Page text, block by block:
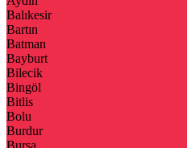
Balıkesir
Bartın
Batman
Bayburt
Bilecik
Bingöl
Bitlis
Bolu
Burdur
Bursa